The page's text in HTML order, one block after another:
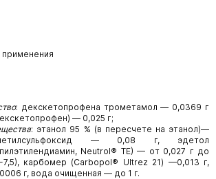
применения
: декскетопрофена трометамол — 0,0369 г
— 0,025 г;
: этанол 95 % (в пересчете на этанол)—
— 0,08 г, эдетол
Neutrol® ТЕ) — от 0,027 г до
карбомер (Carbopol® Ultrez 21) —0,013 г,
г, вода очищенная — до 1 г.